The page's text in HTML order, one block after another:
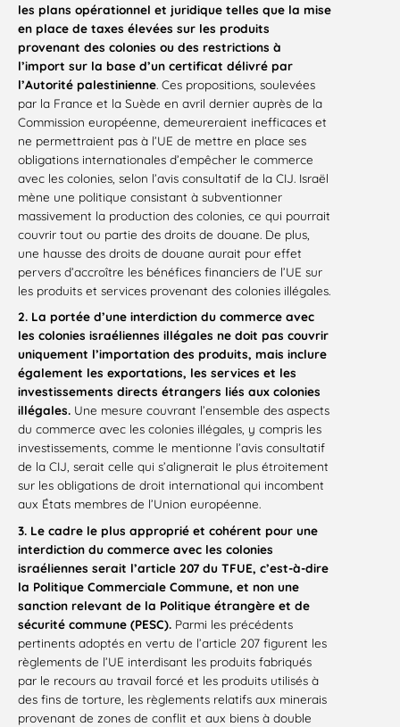
les plans opérationnel et juridique telles que la mise
en place de taxes élevées sur les produits
provenant des colonies ou des restrictions à
l’import sur la base d’un certificat délivré par
l’Autorité palestinienne. Ces propositions, soulevées
par la France et la Suède en avril dernier auprès de la
Commission européenne, demeureraient inefficaces et
ne permettraient pas à l’UE de mettre en place ses
obligations internationales d’empêcher le commerce
avec les colonies, selon l’avis consultatif de la CIJ. Israël
mène une politique consistant à subventionner
massivement la production des colonies, ce qui pourrait
couvrir tout ou partie des droits de douane. De plus,
une hausse des droits de douane aurait pour effet
pervers d’accroître les bénéfices financiers de l’UE sur
les produits et services provenant des colonies illégales.
2. La portée d’une interdiction du commerce avec
les colonies israéliennes illégales ne doit pas couvrir
uniquement l’importation des produits, mais inclure
également les exportations, les services et les
investissements directs étrangers liés aux colonies
illégales. Une mesure couvrant l’ensemble des aspects
du commerce avec les colonies illégales, y compris les
investissements, comme le mentionne l’avis consultatif
de la CIJ, serait celle qui s’alignerait le plus étroitement
sur les obligations de droit international qui incombent
aux États membres de l’Union européenne.
3. Le cadre le plus approprié et cohérent pour une
interdiction du commerce avec les colonies
israéliennes serait l’article 207 du TFUE, c’est-à-dire
la Politique Commerciale Commune, et non une
sanction relevant de la Politique étrangère et de
sécurité commune (PESC). Parmi les précédents
pertinents adoptés en vertu de l’article 207 figurent les
règlements de l’UE interdisant les produits fabriqués
par le recours au travail forcé et les produits utilisés à
des fins de torture, les règlements relatifs aux minerais
provenant de zones de conflit et aux biens à double